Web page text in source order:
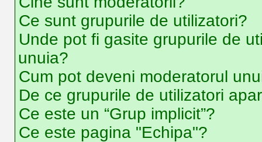
Ce sunt grupurile de utilizatori?
Unde pot fi gasite grupurile de
unuia?
Cum pot deveni moderatorul
De ce grupurile de utilizatori
Ce este un “Grup implicit”?
Ce este pagina "Echipa"?